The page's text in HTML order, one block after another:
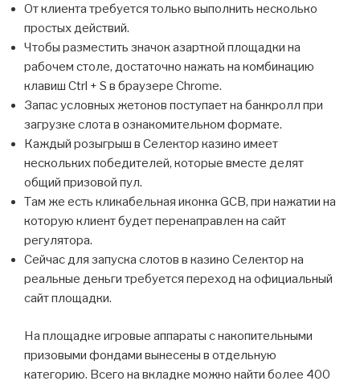
От клиента требуется только выполнить несколько
простых действий.
Чтобы разместить значок азартной площадки на
рабочем столе, достаточно нажать на комбинацию
клавиш Ctrl + S в браузере Chrome.
Запас условных жетонов поступает на банкролл при
загрузке слота в ознакомительном формате.
Каждый розыгрыш в Селектор казино имеет
нескольких победителей, которые вместе делят
общий призовой пул.
Там же есть кликабельная иконка GCB, при нажатии на
которую клиент будет перенаправлен на сайт
регулятора.
Сейчас для запуска слотов в казино Селектор на
реальные деньги требуется переход на официальный
сайт площадки.
На площадке игровые аппараты с накопительными
призовыми фондами вынесены в отдельную
категорию. Всего на вкладке можно найти более 400